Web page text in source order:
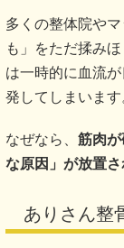
多くの整体院や
も」をただ揉み
は一時的に血流
発してしまいます
なぜなら、 筋肉
な原因」が放置
ありさん整